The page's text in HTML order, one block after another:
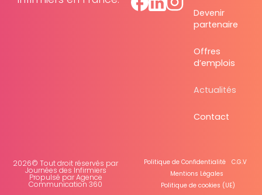
Devenir
partenaire
Offres
d’emplois
Actualités
Contact
2026© Tout droit réservés par
Journées des Infirmiers
Propulsé par Agence
Communication 360
Politique de Confidentialité
C.G.V
Mentions Légales
Politique de cookies (UE)